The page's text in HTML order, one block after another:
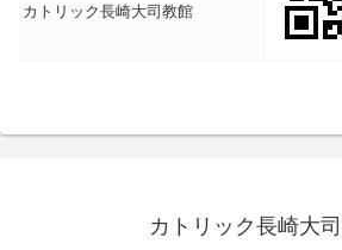
カトリック長崎大司教館
カトリック長崎大